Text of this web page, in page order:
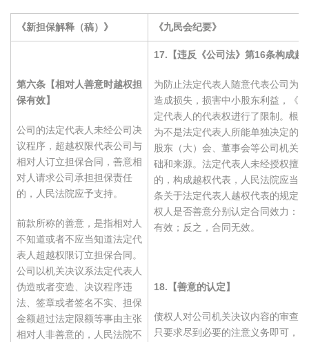
《新担保解释（稿）》 《九民会纪要》
第六条【相对人善意时越权担
保有效】
公司的法定代表人未经公司决
议程序，超越权限代表公司与
相对人订立担保合同，善意相
对人请求公司承担担保责任
的，人民法院应予支持。
前款所称的善意，是指相对人
不知道或者不应当知道法定代
表人超越权限订立担保合同。
公司以机关决议系法定代表人
伪造或者变造、决议程序违
法、签章或者签名不实、担保
金额超过法定限额等事由主张
相对人非善意的，人民法院不
17. 【违反《公司法》第16条构成越
为防止法定代表人随意代表公司为
造成损失，损害中小股东利益，《
定代表人的代表权进行了限制。根
为不是法定代表人所能单独决定的
股东（大）会、董事会等公司机关
础和来源。法定代表人未经授权擅
的，构成越权代表，人民法院应当
条关于法定代表人越权代表的规定
权人是否善意分别认定合同效力：
有效；反之，合同无效。
18. 【善意的认定】
债权人对公司机关决议内容的审查
只要求尽到必要的注意义务即可，